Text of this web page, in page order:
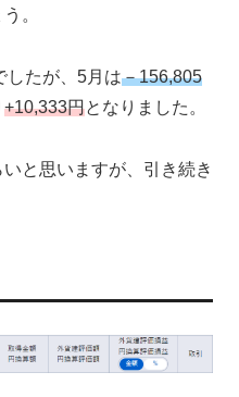
。
したが、5月は－156,805
+10,333円となりました。
と思いますが、引き続き